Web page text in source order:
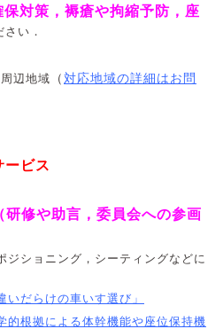
対策， 褥瘡や拘縮予防，座
い．
辺地域 （対応地域の詳細はお問
ビス
研修や助言，委員会への参画
ショニング，シーティングなどに
いだらけの車いす選び」
的根拠による体幹機能や座位保持機